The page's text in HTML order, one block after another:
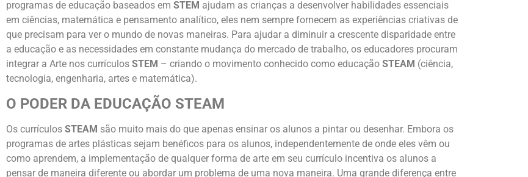
programas de educação baseados em STEM ajudam as crianças a desenvolver habilidades essenciais
em ciências, matemática e pensamento analítico, eles nem sempre fornecem as experiências criativas de
que precisam para ver o mundo de novas maneiras. Para ajudar a diminuir a crescente disparidade entre
a educação e as necessidades em constante mudança do mercado de trabalho, os educadores procuram
integrar a Arte nos currículos STEM – criando o movimento conhecido como educação STEAM (ciência,
tecnologia, engenharia, artes e matemática).
O PODER DA EDUCAÇÃO STEAM
Os currículos STEAM são muito mais do que apenas ensinar os alunos a pintar ou desenhar. Embora os
programas de artes plásticas sejam benéficos para os alunos, independentemente de onde eles vêm ou
como aprendem, a implementação de qualquer forma de arte em seu currículo incentiva os alunos a
pensar de maneira diferente ou abordar um problema de uma nova maneira. Uma grande diferença entre